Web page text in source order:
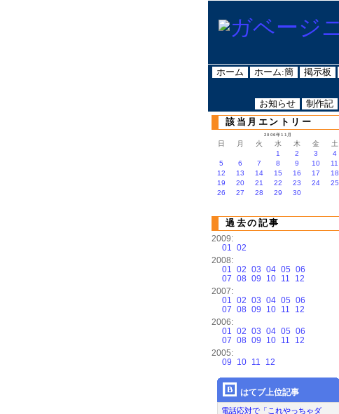
ホーム ホーム:簡 掲示板
お知らせ 制作記
該当月エントリー
2006年11月
日 月 火 水 木 金
土
1
2 3
4
5
6 7 8 9 10
11
12
13 14 15 16 17
18
19
20 21 22 23 24
25
26
27 28 29 30
過去の記事
2009:
01 02
2008:
01 02 03 04 05 06
07 08 09 10 11
12
2007:
01 02 03 04 05 06
07 08 09 10 11
12
2006:
01 02 03 04 05 06
07 08 09 10 11
12
2005:
09
10 11 12
はてブ上位記事
電話応対で「これやっちゃダ